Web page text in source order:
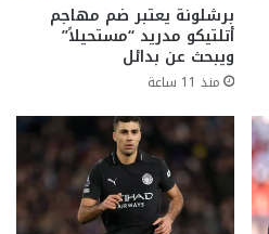
برشلونة يعتبر ضم مهاجم
أتلتيكو مدريد “مستحيلاً”
ويبحث عن بدائل
منذ 11 ساعة